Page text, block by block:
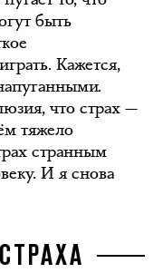
быть
Кажется,
что страх —
тяжело
странным
И я снова